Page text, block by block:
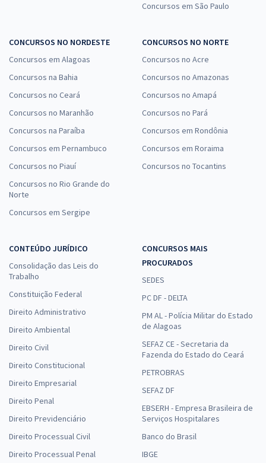
Concursos em São Paulo
CONCURSOS NO NORDESTE
Concursos em Alagoas
Concursos na Bahia
Concursos no Ceará
Concursos no Maranhão
Concursos na Paraíba
Concursos em Pernambuco
Concursos no Piauí
Concursos no Rio Grande do
Norte
Concursos em Sergipe
CONCURSOS NO NORTE
Concursos no Acre
Concursos no Amazonas
Concursos no Amapá
Concursos no Pará
Concursos em Rondônia
Concursos em Roraima
Concursos no Tocantins
CONTEÚDO JURÍDICO
Consolidação das Leis do
Trabalho
Constituição Federal
Direito Administrativo
Direito Ambiental
Direito Civil
Direito Constitucional
Direito Empresarial
Direito Penal
Direito Previdenciário
Direito Processual Civil
Direito Processual Penal
CONCURSOS MAIS
PROCURADOS
SEDES
PC DF - DELTA
PM AL - Polícia Militar do Estado
de Alagoas
SEFAZ CE - Secretaria da
Fazenda do Estado do Ceará
PETROBRAS
SEFAZ DF
EBSERH - Empresa Brasileira de
Serviços Hospitalares
Banco do Brasil
IBGE